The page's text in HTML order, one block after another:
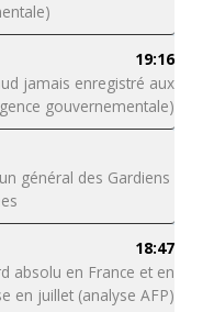
19:16
jamais enregistré aux
gouvernementale)
général des Gardiens
18:47
absolu en France et en
en juillet (analyse AFP)